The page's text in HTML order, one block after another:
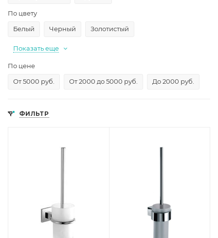
По цвету
Белый
Черный Золотистый
Показать еще
По цене
От 5000 руб.
От 2000 до 5000 руб. До 2000 руб.
ФИЛЬТР